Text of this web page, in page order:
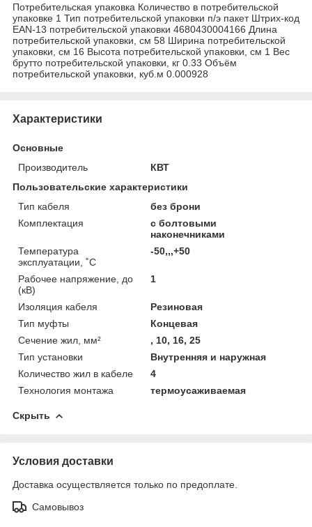
Потребительская упаковка Количество в потребительской
упаковке 1 Тип потребительской упаковки п/э пакет Штрих-код
EAN-13 потребительской упаковки 4680430004166 Длина
потребительской упаковки, см 58 Ширина потребительской
упаковки, см 16 Высота потребительской упаковки, см 1 Вес
брутто потребительской упаковки, кг 0.33 Объём
потребительской упаковки, куб.м 0.000928
Характеристики
Основные
Производитель
КВТ
Пользовательские характеристики
Тип кабеля
без брони
Комплектация
с болтовыми
наконечниками
Температура
эксплуатации, ˚С
-50,,,+50
Рабочее напряжение, до
(кВ)
1
Изоляция кабеля
Резиновая
Тип муфты
Концевая
Сечение жил, мм²
, 10, 16, 25
Тип установки
Внутренняя и наружная
Количество жил в кабеле
4
Технология монтажа
термоусаживаемая
Скрыть
Условия доставки
Доставка осуществляется только по предоплате.
Самовывоз